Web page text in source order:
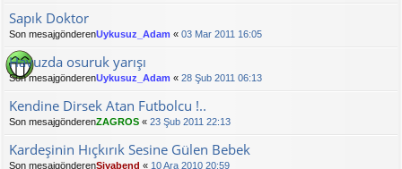
Sapık Doktor
Son mesajgönderenUykusuz_Adam « 03 Mar 2011 16:05
Havuzda osuruk yarışı
Son mesajgönderenUykusuz_Adam « 28 Şub 2011 06:13
Kendine Dirsek Atan Futbolcu !..
Son mesajgönderenZAGROS « 23 Şub 2011 22:13
Kardeşinin Hıçkırık Sesine Gülen Bebek
Son mesajgönderenSiyabend « 10 Ara 2010 20:59